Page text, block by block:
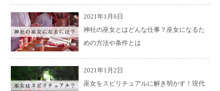
2021年1月6日
神社の巫女とはどんな仕事？巫女になるた
めの方法や条件とは
2021年1月2日
巫女をスピリチュアルに解き明かす！現代